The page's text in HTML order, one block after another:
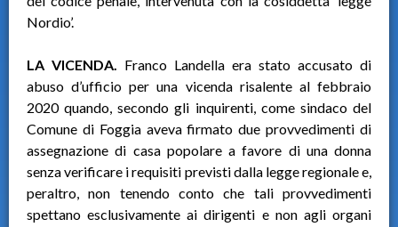
Nordio’.
LA VICENDA. Franco Landella era stato accusato di
abuso d’ufficio per una vicenda risalente al febbraio
2020 quando, secondo gli inquirenti, come sindaco del
Comune di Foggia aveva firmato due provvedimenti di
assegnazione di casa popolare a favore di una donna
senza verificare i requisiti previsti dalla legge regionale e,
peraltro, non tenendo conto che tali provvedimenti
spettano esclusivamente ai dirigenti e non agli organi